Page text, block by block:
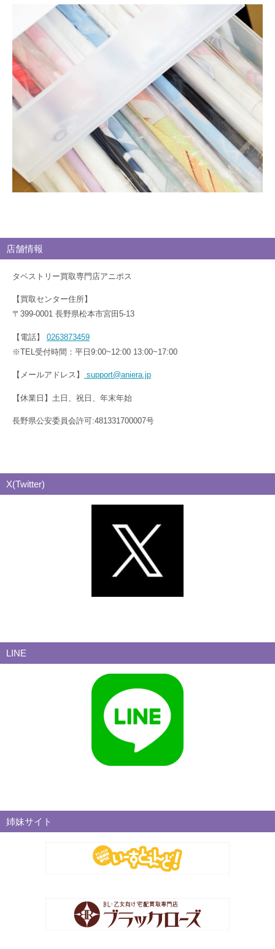
ロ
グ
店舗情報
タペストリー買取専門店アニポス
【買取センター住所】
〒399-0001 長野県松本市宮田5-13
【電話】 0263873459
※TEL受付時間：平日9:00~12:00 13:00~17:00
【メールアドレス】 support@aniera.jp
【休業日】土日、祝日、年末年始
長野県公安委員会許可:481331700007号
X(Twitter)
LINE
姉妹サイト